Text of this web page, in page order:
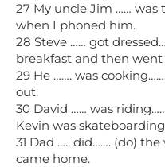
27 My uncle Jim …… was
when I phoned him.
28 Steve …… got
breakfast and then
29 He ……. was
out.
30 David …… was
Kevin was
31 Dad ….. did……. (do)
came home.